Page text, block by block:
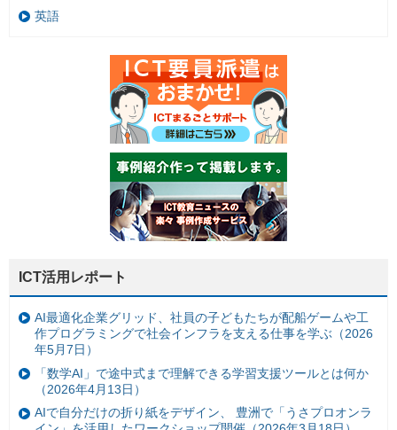
英語
ICT活用レポート
AI最適化企業グリッド、社員の子どもたちが配船ゲームや工
作プログラミングで社会インフラを支える仕事を学ぶ（2026
年5月7日）
「数学AI」で途中式まで理解できる学習支援ツールとは何か
（2026年4月13日）
AIで自分だけの折り紙をデザイン、 豊洲で「うさプロオンラ